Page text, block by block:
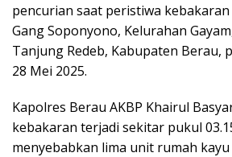
pencurian saat peristiwa kebakaran
Gang Soponyono, Kelurahan
Tanjung Redeb, Kabupaten Berau,
28 Mei 2025.
Kapolres Berau AKBP Khairul
kebakaran terjadi sekitar pukul
menyebabkan lima unit rumah